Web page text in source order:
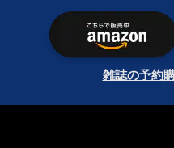
雑誌の予約